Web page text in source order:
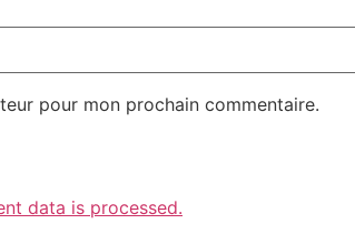
pour mon prochain commentaire.
data is processed.